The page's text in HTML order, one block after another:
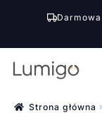
Przejdź
nawigacji
Przejdź
treści Strona główna